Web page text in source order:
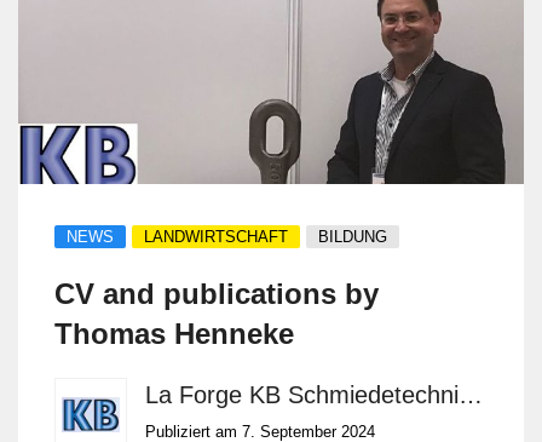
NEWS LANDWIRTSCHAFT BILDUNG
CV and publications by
Thomas Henneke
La Forge KB Schmiedetechnik GmbH
Publiziert am 7. September 2024